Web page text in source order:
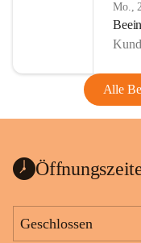
Mo.,
Alle
Geschlossen